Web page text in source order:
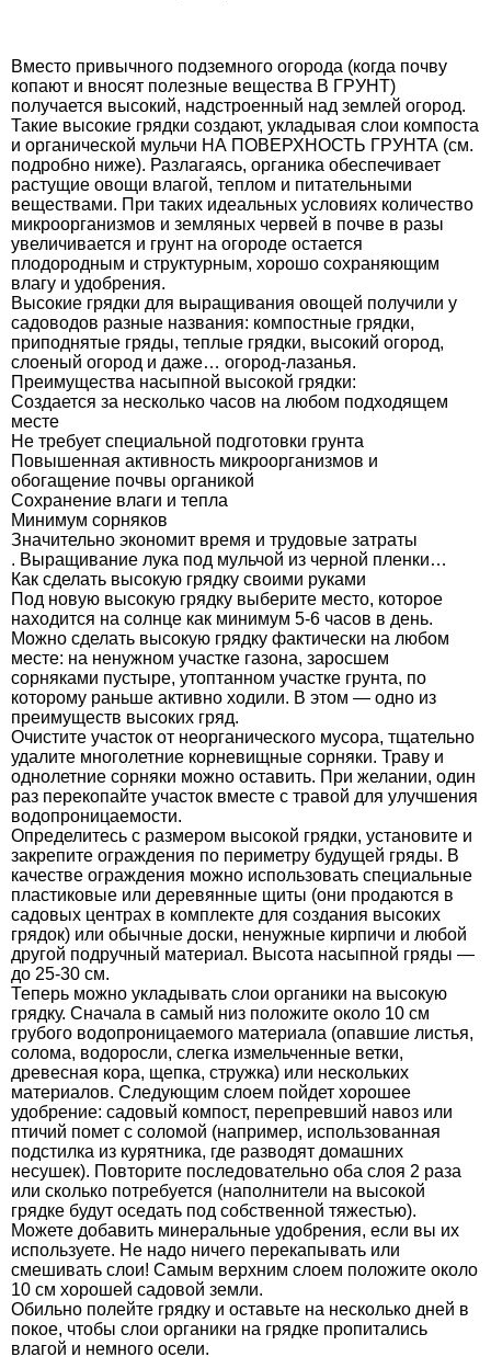
Вместо привычного подземного огорода (когда почву
копают и вносят полезные вещества В ГРУНТ)
получается высокий, надстроенный над землей огород.
Такие высокие грядки создают, укладывая слои компоста
и органической мульчи НА ПОВЕРХНОСТЬ ГРУНТА (см.
подробно ниже). Разлагаясь, органика обеспечивает
растущие овощи влагой, теплом и питательными
веществами. При таких идеальных условиях количество
микроорганизмов и земляных червей в почве в разы
увеличивается и грунт на огороде остается
плодородным и структурным, хорошо сохраняющим
влагу и удобрения.
Высокие грядки для выращивания овощей получили у
садоводов разные названия: компостные грядки,
приподнятые гряды, теплые грядки, высокий огород,
слоеный огород и даже… огород-лазанья.
Преимущества насыпной высокой грядки:
Создается за несколько часов на любом подходящем
месте
Не требует специальной подготовки грунта
Повышенная активность микроорганизмов и
обогащение почвы органикой
Сохранение влаги и тепла
Минимум сорняков
Значительно экономит время и трудовые затраты
. Выращивание лука под мульчой из черной пленки…
Как сделать высокую грядку своими руками
Под новую высокую грядку выберите место, которое
находится на солнце как минимум 5-6 часов в день.
Можно сделать высокую грядку фактически на любом
месте: на ненужном участке газона, заросшем
сорняками пустыре, утоптанном участке грунта, по
которому раньше активно ходили. В этом — одно из
преимуществ высоких гряд.
Очистите участок от неорганического мусора, тщательно
удалите многолетние корневищные сорняки. Траву и
однолетние сорняки можно оставить. При желании, один
раз перекопайте участок вместе с травой для улучшения
водопроницаемости.
Определитесь с размером высокой грядки, установите и
закрепите ограждения по периметру будущей гряды. В
качестве ограждения можно использовать специальные
пластиковые или деревянные щиты (они продаются в
садовых центрах в комплекте для создания высоких
грядок) или обычные доски, ненужные кирпичи и любой
другой подручный материал. Высота насыпной гряды —
до 25-30 см.
Теперь можно укладывать слои органики на высокую
грядку. Сначала в самый низ положите около 10 см
грубого водопроницаемого материала (опавшие листья,
солома, водоросли, слегка измельченные ветки,
древесная кора, щепка, стружка) или нескольких
материалов. Следующим слоем пойдет хорошее
удобрение: садовый компост, перепревший навоз или
птичий помет с соломой (например, использованная
подстилка из курятника, где разводят домашних
несушек). Повторите последовательно оба слоя 2 раза
или сколько потребуется (наполнители на высокой
грядке будут оседать под собственной тяжестью).
Можете добавить минеральные удобрения, если вы их
используете. Не надо ничего перекапывать или
смешивать слои! Самым верхним слоем положите около
10 см хорошей садовой земли.
Обильно полейте грядку и оставьте на несколько дней в
покое, чтобы слои органики на грядке пропитались
влагой и немного осели.